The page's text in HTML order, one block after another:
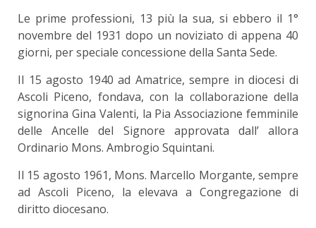
Le prime professioni, 13 più la sua, si ebbero il 1°
novembre del 1931 dopo un noviziato di appena 40
giorni, per speciale concessione della Santa Sede.
Il 15 agosto 1940 ad Amatrice, sempre in diocesi di
Ascoli Piceno, fondava, con la collaborazione della
signorina Gina Valenti, la Pia Associazione femminile
delle Ancelle del Signore approvata dall’ allora
Ordinario Mons. Ambrogio Squintani.
Il 15 agosto 1961, Mons. Marcello Morgante, sempre
ad Ascoli Piceno, la elevava a Congregazione di
diritto diocesano.